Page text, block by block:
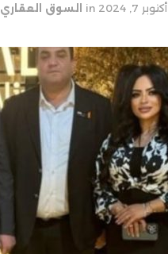
أكتوبر 7, 2024 in السوق العقاري